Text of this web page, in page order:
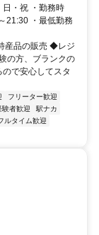
・祝 ・勤務時
21:30 ・最低勤務
産品の販売 ◆レジ
の方、ブランクの
で安心してスタ
フリーター歓迎
験者歓迎
駅ナカ
ルタイム歓迎